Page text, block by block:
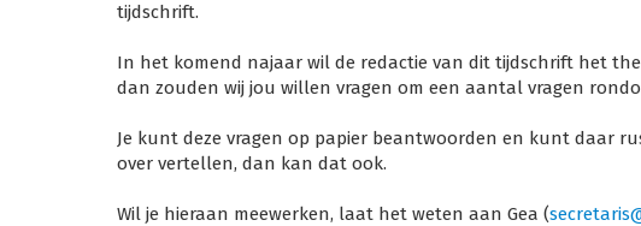
tijdschrift.
In het komend najaar wil de redactie van dit tijdschrift het
dan zouden wij jou willen vragen om een aantal vragen
Je kunt deze vragen op papier beantwoorden en kunt daar
over vertellen, dan kan dat ook.
Wil je hieraan meewerken, laat het weten aan Gea (siraterces